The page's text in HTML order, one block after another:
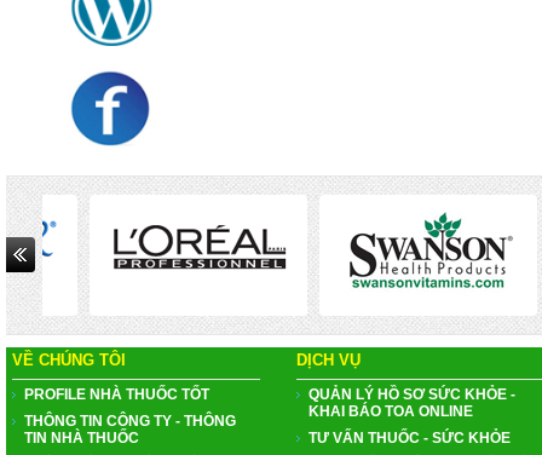
VỀ CHÚNG TÔI
PROFILE NHÀ THUỐC TỐT
THÔNG TIN CÔNG TY - THÔNG
TIN NHÀ THUỐC
DỊCH VỤ
QUẢN LÝ HỒ SƠ SỨC KHỎE -
KHAI BÁO TOA ONLINE
TƯ VẤN THUỐC - SỨC KHỎE